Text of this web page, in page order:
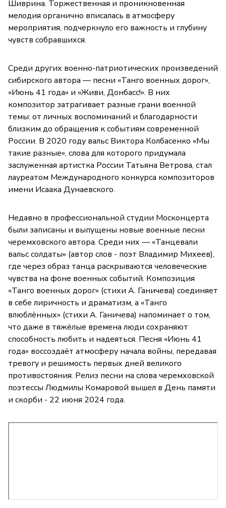
Шиврина. Торжественная и проникновенная
мелодия органично вписалась в атмосферу
мероприятия, подчеркнуло его важность и глубину
чувств собравшихся.
Среди других военно-патриотических произведений
сибирского автора — песни «Танго военных дорог»,
«Июнь 41 года» и «Живи, Донбасс!». В них
композитор затрагивает разные грани военной
темы: от личных воспоминаний и благодарности
близким до обращения к событиям современной
России. В 2020 году вальс Виктора Колбасенко «Мы
такие разные», слова для которого придумала
заслуженная артистка России Татьяна Ветрова, стал
лауреатом Международного конкурса композиторов
имени Исаака Дунаевского.
Недавно в профессиональной студии Москонцерта
были записаны и выпущены новые военные песни
черемховского автора. Среди них — «Танцевали
вальс солдаты» (автор слов - поэт Владимир Михеев),
где через образ танца раскрываются человеческие
чувства на фоне военных событий. Композиция
«Танго военных дорог» (стихи А. Ганичева) соединяет
в себе лиричность и драматизм, а «Танго
влюблённых» (стихи А. Ганичева) напоминает о том,
что даже в тяжёлые времена люди сохраняют
способность любить и надеяться. Песня «Июнь 41
года» воссоздаёт атмосферу начала войны, передавая
тревогу и решимость первых дней великого
противостояния. Релиз песни на слова черемховской
поэтессы Людмилы Комаровой вышел в День памяти
и скорби - 22 июня 2024 года.